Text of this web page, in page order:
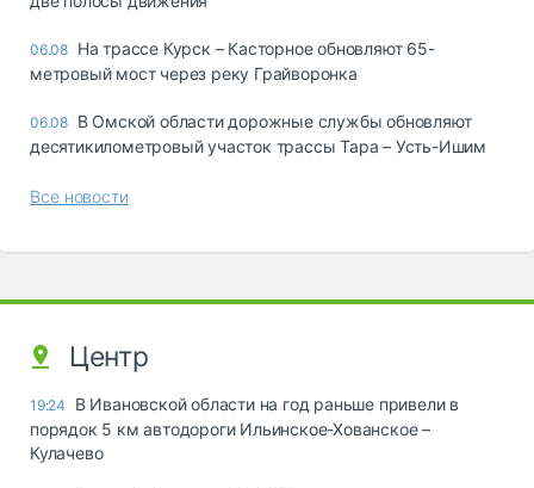
06.08 На трассе Курск – Касторное обновляют 65-
метровый мост через реку Грайворонка
06.08 В Омской области дорожные службы обновляют
десятикилометровый участок трассы Тара – Усть-Ишим
Все новости
Центр
19:24
В Ивановской области на год раньше привели в
порядок 5 км автодороги Ильинское-Хованское –
Кулачево